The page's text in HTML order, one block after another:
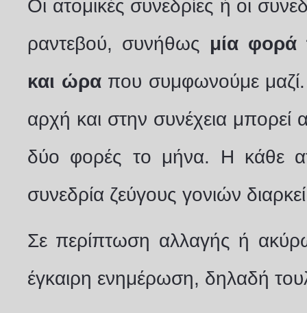
Οι ατομικές συνεδρίες ή οι
ραντεβού, συνήθως μία φορά
και ώραπου συμφωνούμε μαζί.
αρχή και στην συνέχεια μπορεί
δύο φορές το μήνα. Η κάθε
συνεδρία ζεύγους γονιών
Σε περίπτωση αλλαγής ή
έγκαιρη ενημέρωση, δηλαδή